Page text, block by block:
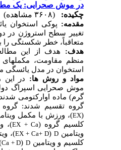
در موش صحرایی: یک
چکیده:
مقدمه:پوکی استخوان
تغییر سطح استروژن در
متعاقباً، خطر شکستگی را
هدف:هدف از این
منظم مقاومت، مکمل­های
استخوان در مدل یائسگی
مواد و روش ­ها:
موش صحرایی اسپراگ دولی (8-10
گروه تقسیم شدند: گروه
EX)، ورزش با مکمل
کلسیم گروه ( Ca
+
EX)،
ویتامینD
(
D
+
Ca
+
EX)،
کلسیم و ویتامینD
(
D
+
Ca
).